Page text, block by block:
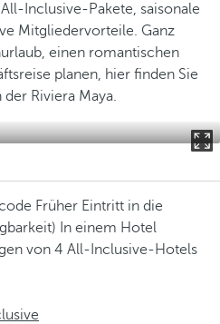
Inclusive-Pakete, saisonale
Mitgliedervorteile. Ganz
einen romantischen
planen, hier finden Sie
Riviera Maya.
Früher Eintritt in die
In einem Hotel
von 4 All-Inclusive-Hotels